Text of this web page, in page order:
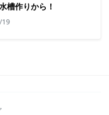
槽作りから！
19